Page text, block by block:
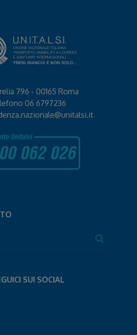
796 - 00165 Roma
06 6797236
SUI SOCIAL